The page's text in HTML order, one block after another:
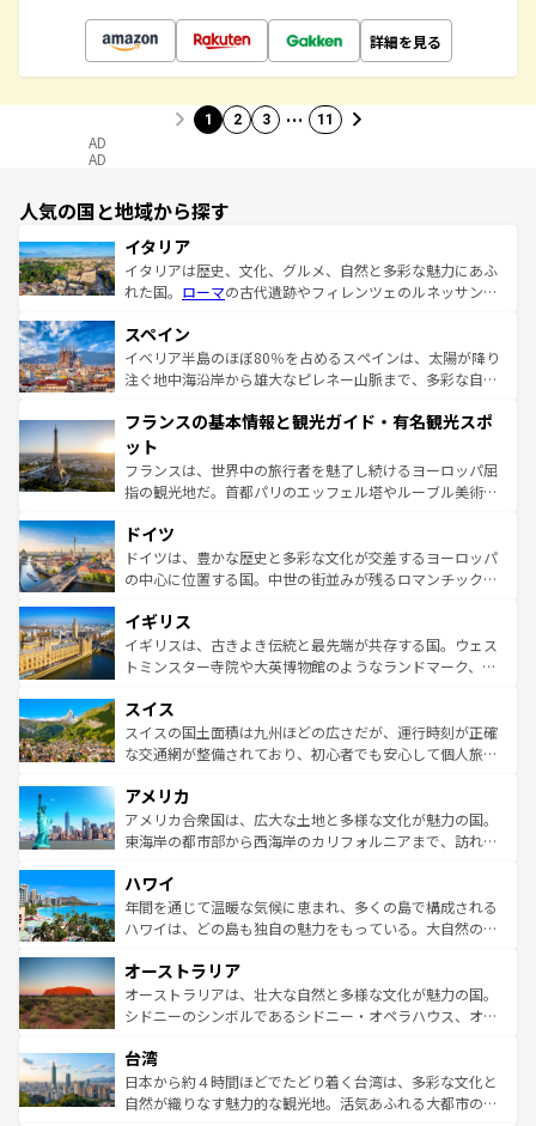
詳細を見る
1 2 3 … 11
AD
AD
人気の国と地域から探す
イタリア
イタリアは歴史、文化、グルメ、自然と多彩な魅力にあふ
れた国。 ローマの古代遺跡やフィレンツェのルネッサンス
ろん、トスカーナの美しい田園風景やアマルフィ海岸の絶
景など、自然景観も見逃せない。観光の合間には、本場の
ピザやパスタなど、絶品のイタリア料理を堪能することも
ませてくれるイタリアで、忘れられない旅をしてみよう！
なお、新着のイタリア情報は
しい。
スペイン
イベリア半島のほぼ80％を占めるスペインは、太陽が降り
注ぐ地中海沿岸から雄大なピレネー山脈まで、多彩な自然
文化が根付くこの国では、情熱的なフラメンコ、熱気あふ
れる闘牛、そして美味しいタパスが生活の一部となってい
る。首都マドリードの洗練された雰囲気や、バルセロナの
アートに溢れた街角から、地方では古代ローマ遺跡や中世
せる。地方によって風土や気候が異なるスペインはその個
性で訪れる人を魅了する。 なお、新着のスペイン情報は コ
ンテンツ一覧を参照してほしい。
フランスの基本情報と観光ガイド・有名観光スポ
ット
フランスは、世界中の旅行者を魅了し続けるヨーロッパ屈
指の観光地だ。首都パリのエッフェル塔やルーブル美術館
で、幅広い魅力が詰まっている。華麗な宮殿、歴史的な大
聖堂、美しいビーチ、そして豊かな自然が、訪れる者を心
から魅了する。また、フランスは美食の国としても知ら
いる。シャンパンの発祥地であるランス、プロヴァンスの
香り高いラベンダー畑など、多彩な楽しみ方が可能だ。さ
らに、パリ以外の地域にも魅力が溢れており、どの街角に
れる地方に足を運ぶとそれぞれで全く異なる文化を体験で
きるだろう。 なお、新着のフランス情報はコンテンツ一覧
を参照してほしい。
ドイツ
ドイツは、豊かな歴史と多彩な文化が交差するヨーロッパ
の中心に位置する国。中世の街並みが残るロマンチック街
顔を持つこの国は、どこを歩いても飽きることがない。ベ
ルリンの文化的活気、バイエルン州のアルプスの絶景、そ
してライン川沿いのワイン畑といった風景は必見。ビール
は、お酒好きな人にはぜひ体験してほしい。 なお、新着の
ドイツ情報はコンテンツ一覧を参照してほしい。
イギリス
イギリスは、古きよき伝統と最先端が共存する国。ウェス
トミンスター寺院や大英博物館のようなランドマーク、歴
リアごとに異なる魅力がある。また、優雅なアフタヌーン
ティー、ビール好きにはたまらない英国パブ、サッカー観
戦など、本場だからこそできる体験も豊富。イギリスを旅
ンツ一覧を参照してほしい。
スイス
スイスの国土面積は九州ほどの広さだが、運行時刻が正確
な交通網が整備されており、初心者でも安心して個人旅行
の建物がそのまま残る町や、スイスならではのユニークな
博物館もあり、アルプス観光だけでなく町歩きも満喫する
ことができる。国民の所得が高いため物価も高いが、旅行
ば市内交通費無料で観光を楽しむこともできる。 なお、新
着のスイス情報はコンテンツ一覧 を参照してほしい。
アメリカ
アメリカ合衆国は、広大な土地と多様な文化が魅力の国。
東海岸の都市部から西海岸のカリフォルニアまで、訪れる
のような巨大都市は、観光、ショッピング、エンターテイ
ンメントが詰まった刺激的なスポットだ。一方、アメリカ
西部には大自然が広がり、グランドキャニオンやイエロー
部のニューオーリンズでは、音楽と美食が融合した独特の
文化が魅力。旅行者はアメリカの各地域で異なる魅力を楽
しみながら、その多様性と豊かな歴史を感じることができ
ならではの贅沢な旅のスタイルだ。 なお、新着のアメリカ
情報はコンテンツ一覧を参照してほしい。
ハワイ
年間を通じて温暖な気候に恵まれ、多くの島で構成される
ハワイは、どの島も独自の魅力をもっている。大自然の神
ワイ島は見逃せない。また、定番の観光地といえばオアフ
島だが、静かな自然を求めるならマウイ島やカウアイ島が
おすすめ。エメラルドグリーンに輝く海をはじめ、豊かな
れるおもてなしの心で訪れる人々を迎えてくれるハワイの
人々、おいしいローカルフードやハワイアンミュージッ
ク、伝統的なフラダンスなど、すべてがハワイの魅力を彩
オーストラリア
オーストラリアは、壮大な自然と多様な文化が魅力の国。
シドニーのシンボルであるシドニー・オペラハウス、オー
リアリーフや大陸中央部にそびえるウルル（エアーズロッ
ク）、タスマニアの美しい原生林やケアンズの熱帯雨林な
ど、見どころがたくさん。また、カフェやワイン、オージ
台湾
日本から約４時間ほどでたどり着く台湾は、多彩な文化と
自然が織りなす魅力的な観光地。活気あふれる大都市の台